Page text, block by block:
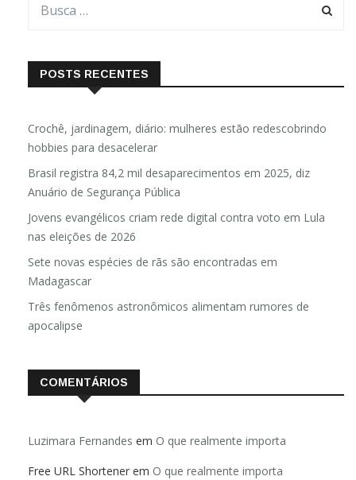
POSTS RECENTES
Crochê, jardinagem, diário: mulheres estão redescobrindo
hobbies para desacelerar
Brasil registra 84,2 mil desaparecimentos em 2025, diz
Anuário de Segurança Pública
Jovens evangélicos criam rede digital contra voto em Lula
nas eleições de 2026
Sete novas espécies de rãs são encontradas em
Madagascar
Três fenômenos astronômicos alimentam rumores de
apocalipse
COMENTÁRIOS
Luzimara Fernandes em O que realmente importa
Free URL Shortener em O que realmente importa